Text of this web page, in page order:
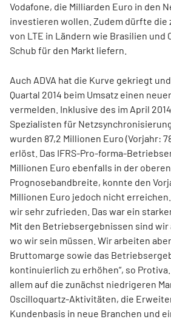
Vodafone, die Milliarden Euro in den
investieren wollen. Zudem dürfte die
von LTE in Ländern wie Brasilien und
Schub für den Markt liefern.
Auch ADVA hat die Kurve gekriegt
Quartal 2014 beim Umsatz einen
vermelden. Inklusive des im April
Spezialisten für
wurden 87,2 Millionen Euro (Vorjahr:
erlöst. Das IFRS-Pro-forma-
Millionen Euro ebenfalls in der
Prognosebandbreite, konnte den
Millionen Euro jedoch nicht erreichen.
wir sehr zufrieden. Das war ein
Mit den Betriebsergebnissen sind wir
wo wir sein müssen. Wir arbeiten
Bruttomarge sowie das
kontinuierlich zu erhöhen“, so
allem auf die zunächst niedrigeren
Oscilloquartz-Aktivitäten, die
Kundenbasis in neue Branchen und